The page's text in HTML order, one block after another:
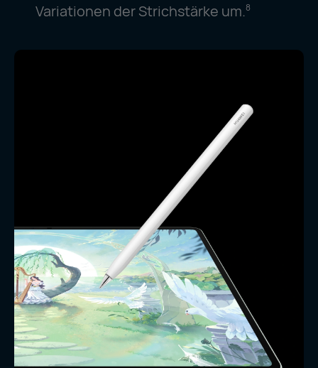
Variationen der Strichstärke um.8